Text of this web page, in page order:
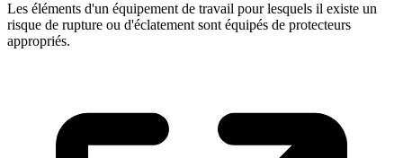
Les éléments d'un équipement de travail pour lesquels il existe un
risque de rupture ou d'éclatement sont équipés de protecteurs
appropriés.